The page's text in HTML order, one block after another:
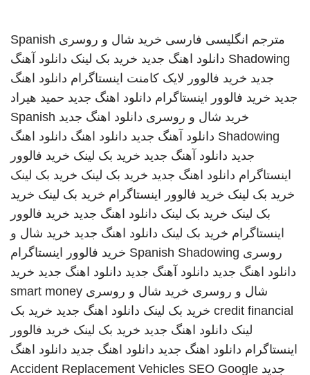
مترجم انگلیسی فارسی خرید شال و روسری Spanish
Shadowing دانلود اهنگ جدید خرید بک لینک دانلود آهنگ
جدید خرید فالوور لایک کامنت اینستاگرام دانلود اهنگ
جدید خرید فالوور اینستاگرام دانلود اهنگ جدید حمید هیراد
خرید شال و روسری دانلود اهنگ جدید Spanish
Shadowing دانلود آهنگ جدید دانلود اهنگ دانلود اهنگ
جدید دانلود آهنگ جدید خرید بک لینک خرید فالوور
اینستاگرام دانلود اهنگ جدید خرید بک لینک خرید بک لینک
خرید بک لینک خرید فالوور اینستاگرام خرید بک لینک خرید
بک لینک خرید بک لینک دانلود اهنگ جدید خرید فالوور
اینستاگرام خرید بک لینک دانلود اهنگ جدید خرید شال و
روسری Spanish Shadowing خرید فالوور اینستاگرام
دانلود اهنگ جدید دانلود آهنگ جدید دانلود اهنگ جدید خرید
شال و روسری خرید شال و روسری smart money
credit financial خرید بک لینک دانلود اهنگ جدید خرید بک
لینک دانلود اهنگ جدید خرید بک لینک خرید فالوور
اینستاگرام دانلود اهنگ جدید دانلود اهنگ جدید دانلود اهنگ
جدید
Accident Replacement Vehicles SEO Google